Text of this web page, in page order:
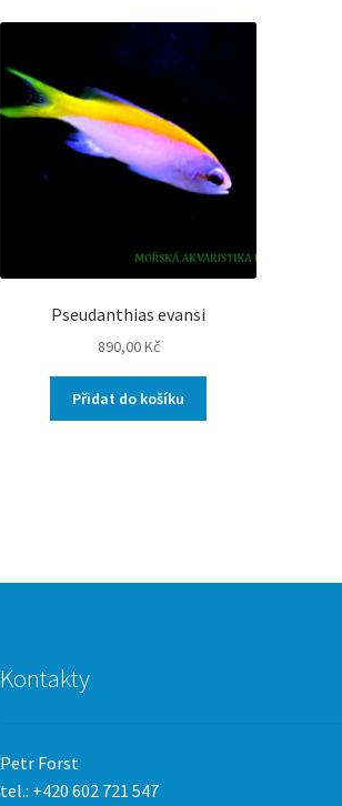
Pseudanthias evansi
890,00Kč
Přidat do košíku
Kontakty
Petr Forst
tel.: +420 602 721 547